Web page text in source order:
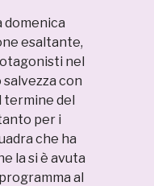
domenica
esaltante,
nel
con
termine del
per i
che ha
la si è avuta
al